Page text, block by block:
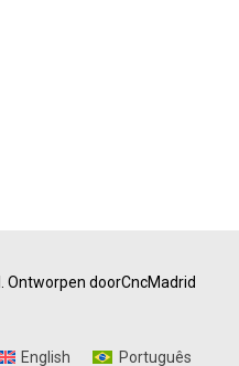
Ontworpen doorCncMadrid
English Português